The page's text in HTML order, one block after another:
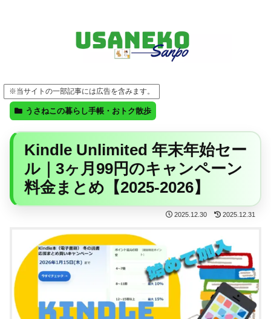
※当サイトの一部記事には広告を含みます。
うさねこの暮らし手帳・おトク散歩
Kindle Unlimited 年末年始セー
ル｜3ヶ月99円のキャンペーン
料金まとめ【2025-2026】
2025.12.30 2025.12.31